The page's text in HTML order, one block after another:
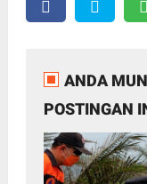
ANDA
POSTINGAN